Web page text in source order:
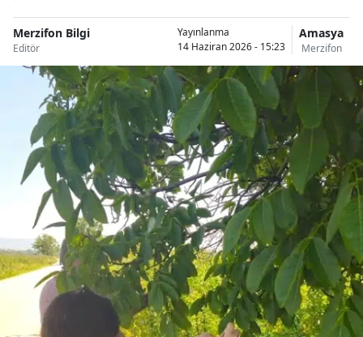
Merzifon Bilgi
Editör
Yayınlanma
14 Haziran 2026 - 15:23
Amasya
Merzifon